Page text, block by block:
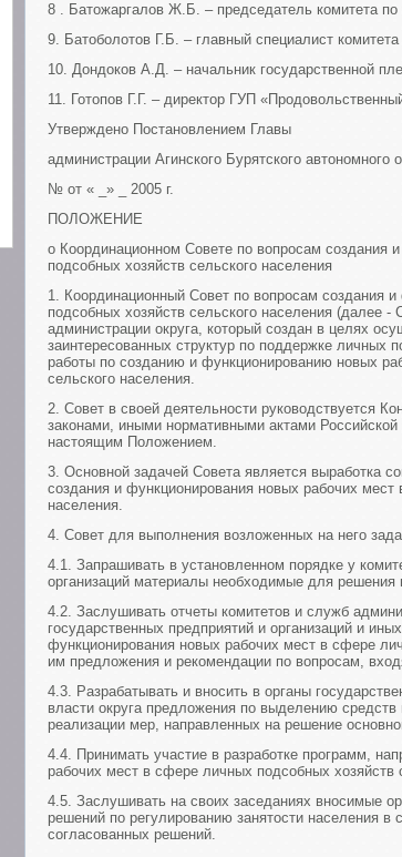
8 . Батожаргалов Ж.Б. – председатель комитета по
9. Батоболотов Г.Б. – главный специалист
10. Дондоков А.Д. – начальник государственной
11. Готопов Г.Г. – директор ГУП
Утверждено Постановлением Главы
администрации Агинского Бурятского автономного
№ от « _» _ 2005 г.
ПОЛОЖЕНИЕ
о Координационном Совете по вопросам создания
подсобных хозяйств сельского населения
1. Координационный Совет по вопросам создания
подсобных хозяйств сельского населения (далее
администрации округа, который создан в целях
заинтересованных структур по поддержке личных
работы по созданию и функционированию новых
сельского населения.
2. Совет в своей деятельности руководствуется
законами, иными нормативными актами Российской
настоящим Положением.
3. Основной задачей Совета является выработка
создания и функционирования новых рабочих
населения.
4. Совет для выполнения возложенных на него
4.1. Запрашивать в установленном порядке у
организаций материалы необходимые для
4.2. Заслушивать отчеты комитетов и служб
государственных предприятий и организаций и
функционирования новых рабочих мест в сфере
им предложения и рекомендации по вопросам,
4.3. Разрабатывать и вносить в органы
власти округа предложения по выделению
реализации мер, направленных на решение
4.4. Принимать участие в разработке программ,
рабочих мест в сфере личных подсобных хозяйств
4.5. Заслушивать на своих заседаниях вносимые
решений по регулированию занятости населения
согласованных решений.